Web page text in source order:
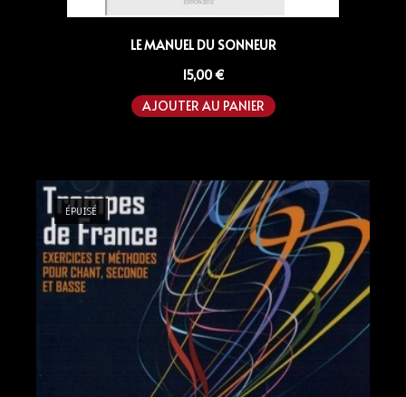
LE MANUEL DU SONNEUR
15,00€
AJOUTER AU PANIER
ÉPUISÉ